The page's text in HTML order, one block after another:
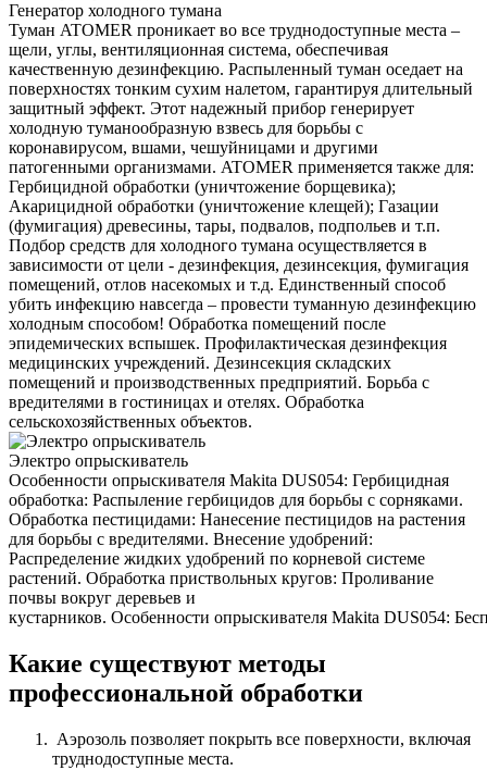
Генератор холодного тумана
Туман ATOMER проникает во все труднодоступные места –
щели, углы, вентиляционная система, обеспечивая
качественную дезинфекцию. Распыленный туман оседает на
поверхностях тонким сухим налетом, гарантируя длительный
защитный эффект. Этот надежный прибор генерирует
холодную туманообразную взвесь для борьбы с
коронавирусом, вшами, чешуйницами и другими
патогенными организмами. ATOMER применяется также для:
Гербицидной обработки (уничтожение борщевика);
Акарицидной обработки (уничтожение клещей); Газации
(фумигация) древесины, тары, подвалов, подпольев и т.п.
Подбор средств для холодного тумана осуществляется в
зависимости от цели - дезинфекция, дезинсекция, фумигация
помещений, отлов насекомых и т.д. Единственный способ
убить инфекцию навсегда – провести туманную дезинфекцию
холодным способом! Обработка помещений после
эпидемических вспышек. Профилактическая дезинфекция
медицинских учреждений. Дезинсекция складских
помещений и производственных предприятий. Борьба с
вредителями в гостиницах и отелях. Обработка
сельскохозяйственных объектов.
Электро опрыскиватель
Особенности опрыскивателя Makita DUS054: Гербицидная
обработка: Распыление гербицидов для борьбы с сорняками.
Обработка пестицидами: Нанесение пестицидов на растения
для борьбы с вредителями. Внесение удобрений:
Распределение жидких удобрений по корневой системе
растений. Обработка приствольных кругов: Проливание
почвы вокруг деревьев и
кустарников. Особенности опрыскивателя Makita DUS054:
Какие существуют методы
профессиональной обработки
Аэрозоль позволяет покрыть все поверхности, включая
труднодоступные места.